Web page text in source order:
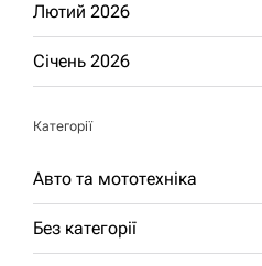
Лютий 2026
Січень 2026
Категорії
Авто та мототехніка
Без категорії